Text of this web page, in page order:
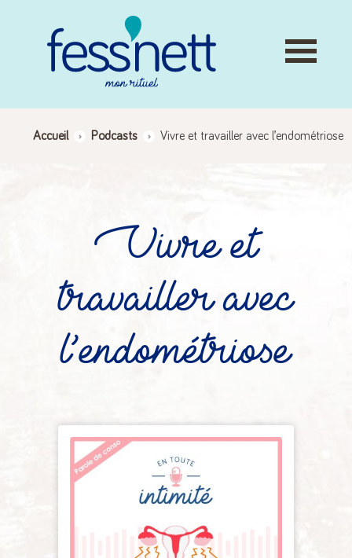
Accueil > Podcasts > Vivre et travailler avec l’endométriose
Vivre et
travailler avec
l’endométriose